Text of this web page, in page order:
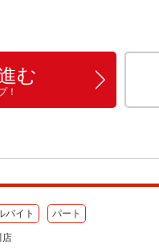
む
！
バイト パート
店